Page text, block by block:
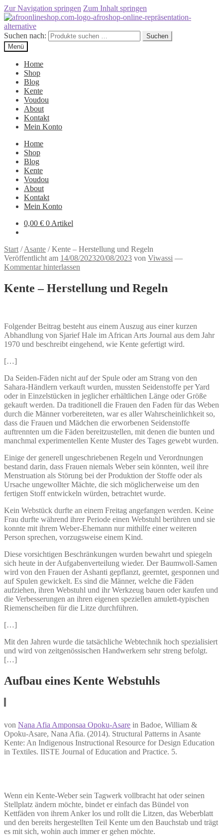
Zur Navigation springen Zum Inhalt springen
Suchen nach:
Suchen
Menü
Home
Shop
Blog
Kente
Voudou
About
Kontakt
Mein Konto
Home
Shop
Blog
Kente
Voudou
About
Kontakt
Mein Konto
0,00 € 0 Artikel
Start /Asante /Kente – Herstellung und Regeln
Veröffentlicht am 14/08/202320/08/2023 von Viwassi —
Kommentar hinterlassen
Kente – Herstellung und Regeln
Folgender Beitrag besteht aus einem Auszug aus einer kurzen
Abhandlung von Sjarief Hale im African Arts Journal aus dem Jahr
1970 und beschreibt eingehend, wie Kente gefertigt wird.
[…]
Da Seiden-Fäden nicht auf der Spule oder am Strang von den
Sahara-Händlern verkauft wurden, mussten Seidenstoffe per Yard
oder in Einzelstücken in jeglicher erhältlichen Länge oder Größe
gekauft werden. Da traditionell die Frauen den Faden für das Weben
durch die Männer vorbereiteten, war es aller Wahrscheinlichkeit so,
dass die Frauen und Mädchen die erworbenen Seidenstoffe
auftrennten um die Fäden bereitzustellen, mit denen die bunten und
manchmal experimentellen Kente Muster des Tages gewebt wurden.
Einige der generell ungeschriebenen Regeln und Verordnungen
bestand darin, dass Frauen niemals Weber sein könnten, weil ihre
Menstruation als Störung bei der Produktion der Stoffe oder als
Ursache ungewollter Mächte, die sich möglicherweise um den
fertigen Stoff entwickeln würden, betrachtet wurde.
Kein Webstück durfte an einem Freitag angefangen werden. Keine
Frau durfte während ihrer Periode einen Webstuhl berühren und sie
konnte mit ihrem Weber-Ehemann nur mithilfe einer weiteren
Person sprechen, vorzugsweise einem Kind.
Diese vorsichtigen Beschränkungen wurden bewahrt und spiegeln
sich heute in der Aufgabenverteilung wieder. Der Baumwoll-Samen
wird von den Frauen der Ashanti gepflanzt, geerntet, gesponnen und
auf Spulen gewickelt. Es sind die Männer, welche die Fäden
aufziehen, ihren Webstuhl und ihr Werkzeug bauen oder kaufen und
die Verbesserungen an ihren eigenen speziellen amulett-typischen
Riemenscheiben für die Litze durchführen.
[…]
Mit den Jahren wurde die tatsächliche Webtechnik hoch spezialisiert
und wird von zeitgenössischen Handwerkern sehr streng befolgt.
[…]
Aufbau eines Kente Webstuhls
von Nana Afia Amponsaa Opoku-Asare in Badoe, William &
Opoku-Asare, Nana Afia. (2014). Structural Patterns in Asante
Kente: An Indigenous Instructional Resource for Design Education
in Textiles. IISTE Journal of Education and Practice. 5.
Wenn ein Kente-Weber sein Tagwerk vollbracht hat oder seinen
Stellplatz ändern möchte, bindet er einfach das Bündel von
Kettfäden von ihrem Anker los und rollt die Litzen, das Weberblatt
und den bereits hergestellten Teil Kente um den Bauchstab und trägt
es mit sich, wohin auch immer er gehen möchte.